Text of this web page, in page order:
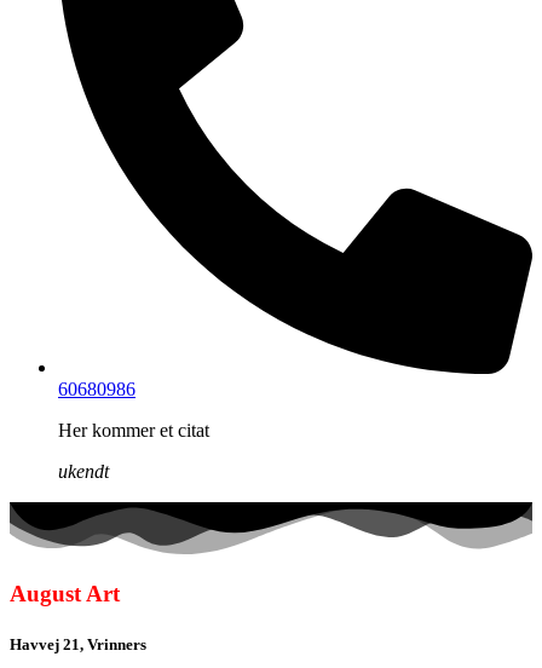
60680986
Her kommer et citat
ukendt
August Art
Havvej 21, Vrinners